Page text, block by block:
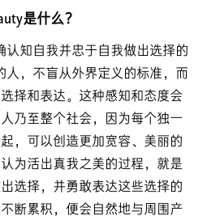
是什么？
认知自我并忠于自我做出选择的
人，不盲从外界定义的标准，而
择和表达。这种感知和态度会
乃至整个社会，因为每个独一
，可以创造更加宽容、美丽的
为活出真我之美的过程，就是
选择，并勇敢表达这些选择的
断累积，便会自然地与周围产